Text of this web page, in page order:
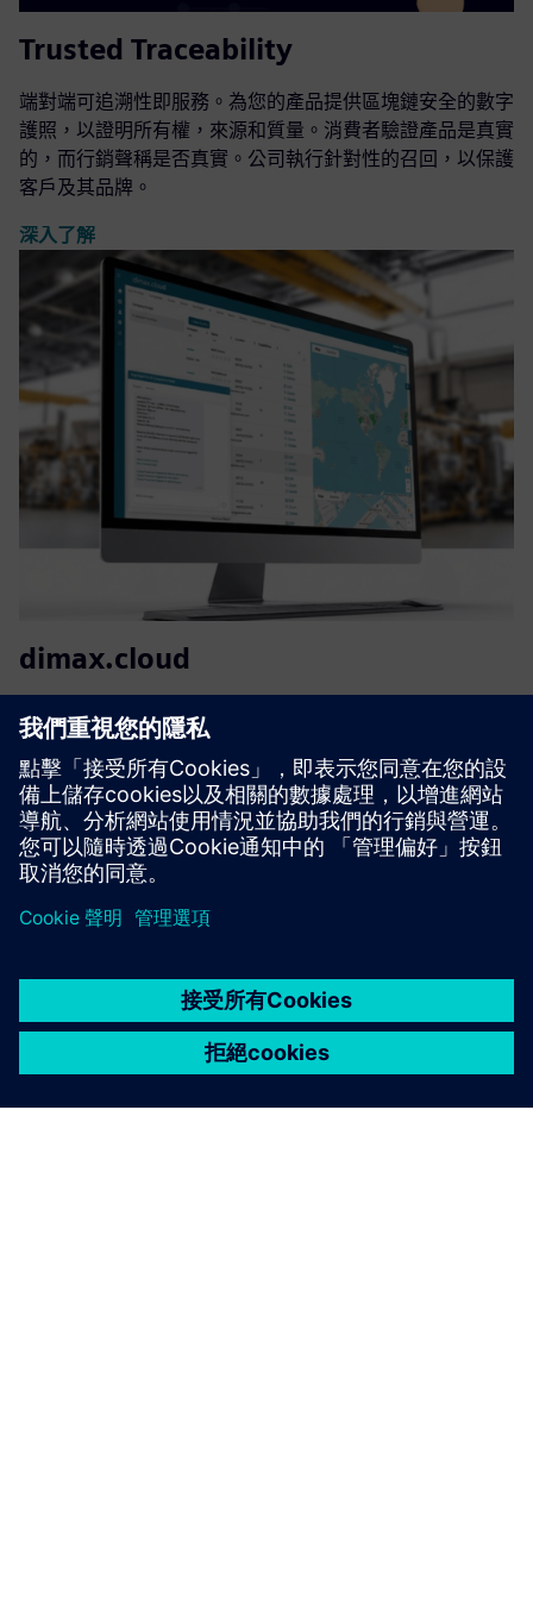
Trusted Traceability
端對端可追溯性即服務。為您的產品提供區塊鏈安全的數字
護照，以證明所有權，來源和質量。消費者驗證產品是真實
的，而行銷聲稱是否真實。公司執行針對性的召回，以保護
客戶及其品牌。
深入了解
dimax.cloud
一個先進的工業平台，通過分散式製造彌合數位設計與實體
生產之間的差距。使公司能夠從傳統的「製造到庫存」模式
轉向更具彈性的隨選方法，其中產品在需要點或接近需求時
生產。
深入了解